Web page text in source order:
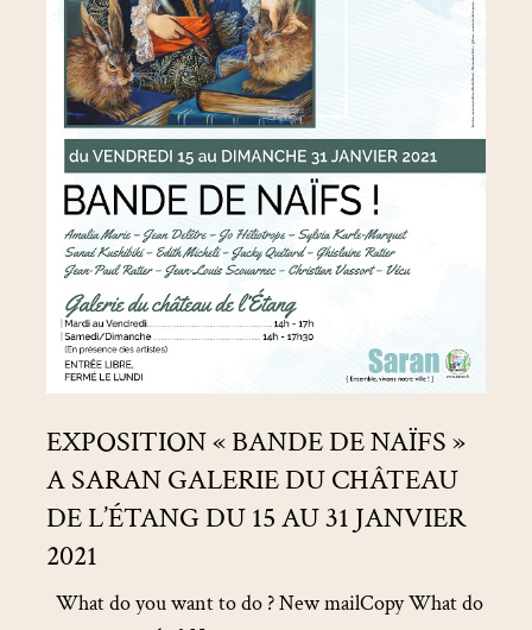
CHÂTEAU
DE
L’ÉTANG
DU
AU
JANVIER
2021
EXPOSITION « BANDE DE NAÏFS »
A SARAN GALERIE DU CHÂTEAU
DE L’ÉTANG DU 15 AU 31 JANVIER
2021
What do you want to do ? New mailCopy What do